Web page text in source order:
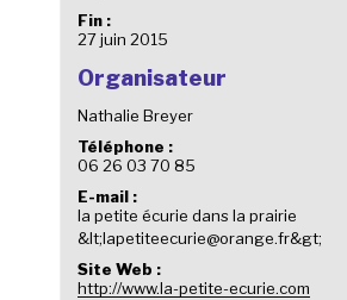
Fin :
27 juin 2015
Organisateur
Nathalie Breyer
Téléphone :
06 26 03 70 85
E-mail :
la petite écurie dans la prairie
&lt;lapetiteecurie@orange.fr&gt;
Site Web :
http://www.la-petite-ecurie.com